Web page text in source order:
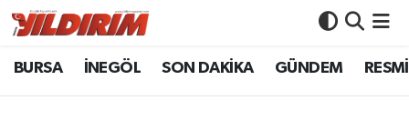
BURSA İNEGÖL SON DAKİKA GÜNDEM
BURSA
Bursa Nöbetçi Eczaneler